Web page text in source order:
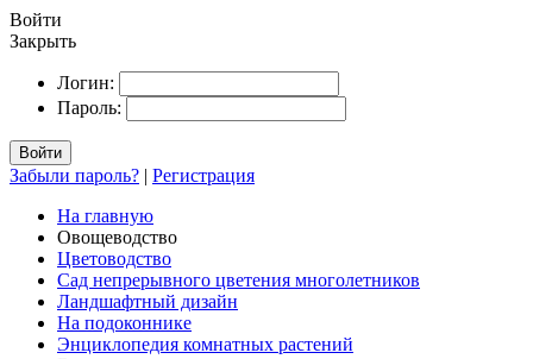
Войти
Закрыть
Логин:
Пароль:
Войти
Забыли пароль? | Регистрация
На главную
Овощеводство
Цветоводство
Сад непрерывного цветения многолетников
Ландшафтный дизайн
На подоконнике
Энциклопедия комнатных растений